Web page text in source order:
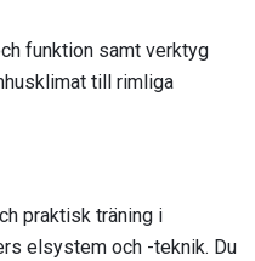
funktion samt verktyg
till rimliga
praktisk träning i
elsystem och -teknik. Du